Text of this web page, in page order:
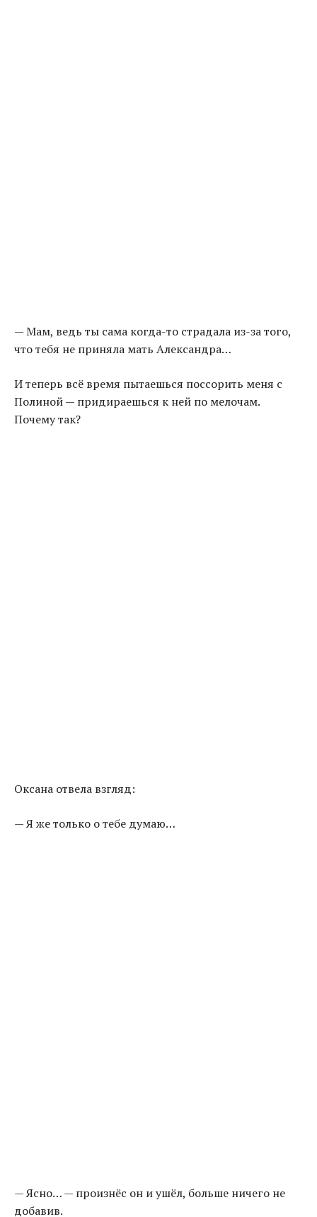
— Мам, ведь ты сама когда-то страдала из-за того,
что тебя не приняла мать Александра…
И теперь всё время пытаешься поссорить меня с
Полиной — придираешься к ней по мелочам.
Почему так?
Оксана отвела взгляд:
— Я же только о тебе думаю…
— Ясно… — произнёс он и ушёл, больше ничего не
добавив.